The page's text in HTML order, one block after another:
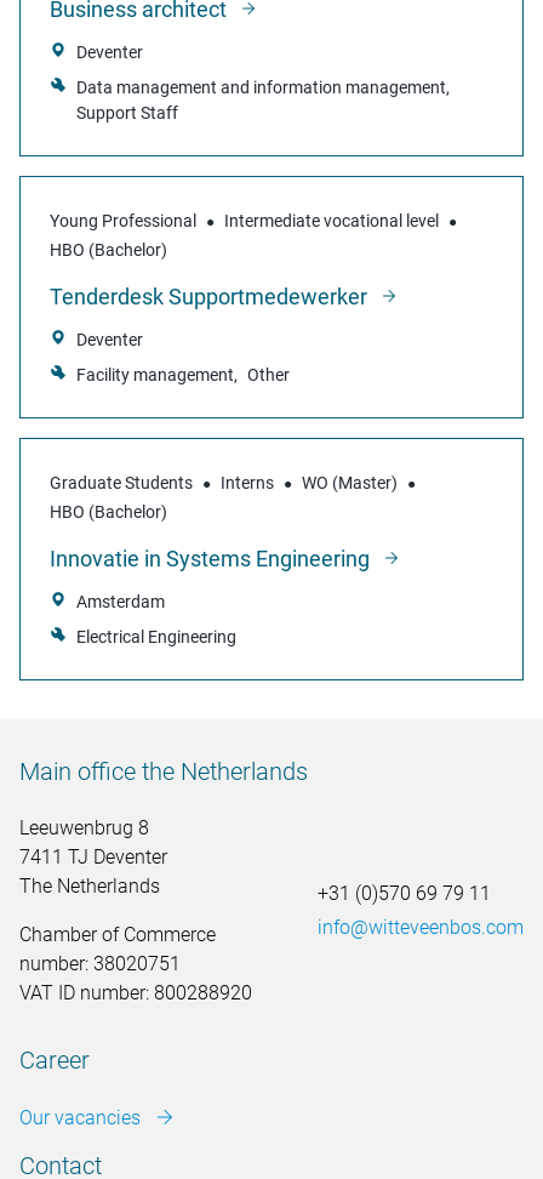
Business architect
Deventer
Data management and information management
Support Staff
Young Professional
Intermediate vocational level
HBO (Bachelor)
Tenderdesk Supportmedewerker
Deventer
Facility management
Other
Graduate Students Interns
WO (Master)
HBO (Bachelor)
Innovatie in Systems Engineering
Amsterdam
Electrical Engineering
Main office the Netherlands
Leeuwenbrug 8
7411 TJ Deventer
The Netherlands
Chamber of Commerce
number: 38020751
VAT ID number: 800288920
+31 (0)570 69 79 11
info@witteveenbos.com
Career
Our vacancies
Contact